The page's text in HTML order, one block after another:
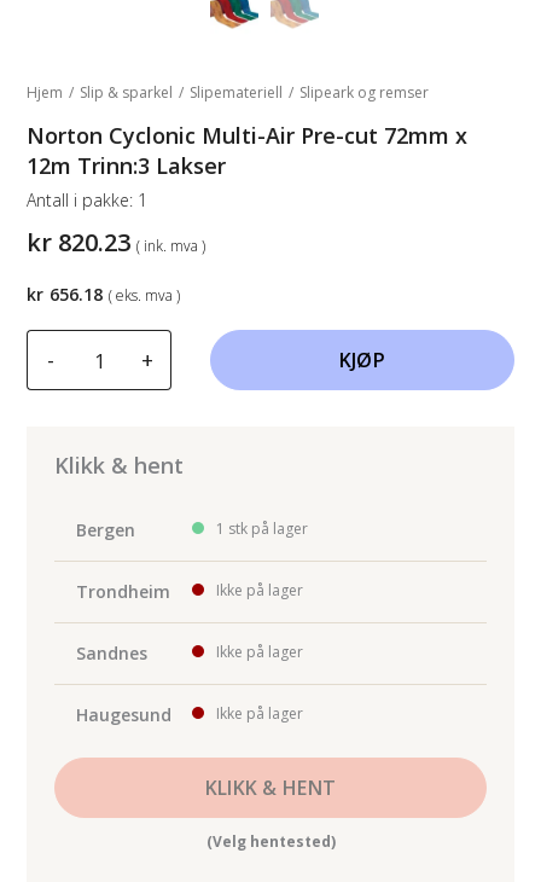
Hjem / Slip & sparkel / Slipemateriell / Slipeark og remser
Norton Cyclonic Multi-Air Pre-cut 72mm x
12m Trinn:3 Lakser
kr 820.23 ( ink. mva )
Antall i pakke: 1
-
Pre-
72mm
Lakser
+ KJØP
Klikk & hent
Bergen 1 stk på lager
Trondheim Ikke på lager
Sandnes Ikke på lager
Haugesund Ikke på lager
KLIKK & HENT
(Velg hentested)
kr 656.18 ( eks. mva )